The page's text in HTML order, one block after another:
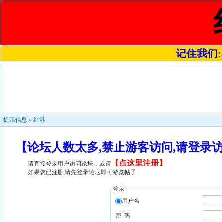
记住我们
提示信息 » 红港
【论坛人数太多,禁止游客访问,请登
请直接登录用户访问论坛，或请 【 点这里注册】
如果您已注册,请先登录论坛即可游览帖子
登录
用户名
密 码